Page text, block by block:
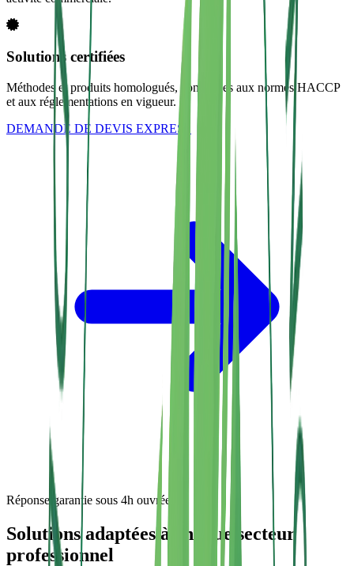
Solutions certifiées
Méthodes et produits homologués, conformes aux normes HACCP
et aux réglementations en vigueur.
DEMANDE DE DEVIS EXPRESS
Réponse garantie sous 4h ouvrées
Solutions adaptées à chaque secteur
professionnel